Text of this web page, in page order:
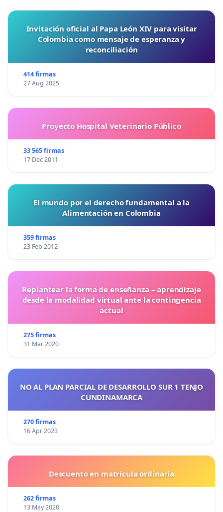
Invitación oficial al Papa León XIV para visitar
Colombia como mensaje de esperanza y
reconciliación
414 firmas
27 Aug 2025
Proyecto Hospital Veterinario Público
33 565 firmas
17 Dec 2011
El mundo por el derecho fundamental a la
Alimentación en Colombia
359 firmas
23 Feb 2012
Replantear la forma de enseñanza – aprendizaje
desde la modalidad virtual ante la contingencia
actual
275 firmas
31 Mar 2020
NO AL PLAN PARCIAL DE DESARROLLO SUR 1 TENJO
CUNDINAMARCA
270 firmas
16 Apr 2023
Descuento en matricula ordinaria
262 firmas
13 May 2020